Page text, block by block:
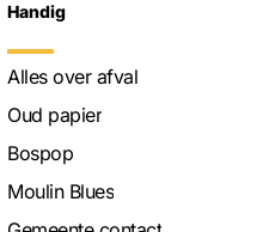
Handig
Alles over afval
Oud papier
Bospop
Moulin Blues